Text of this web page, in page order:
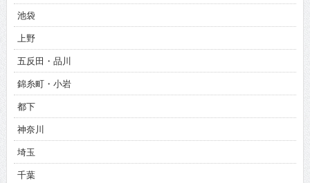
池袋
上野
五反田・品川
錦糸町・小岩
都下
神奈川
埼玉
千葉